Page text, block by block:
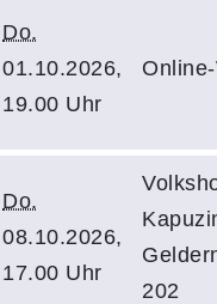
Do.
01.10.2026,
19.00 Uhr
Do.
08.10.2026,
17.00 Uhr
202